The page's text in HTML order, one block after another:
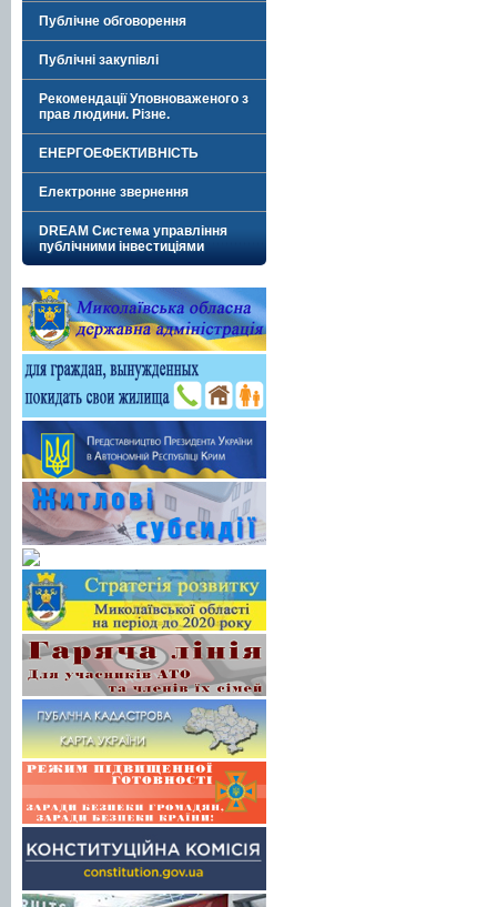
Публічне обговорення
Публічні закупівлі
Рекомендації Уповноваженого з
прав людини. Різне.
ЕНЕРГОЕФЕКТИВНІСТЬ
Електронне звернення
DREAM Система управління
публічними інвестиціями